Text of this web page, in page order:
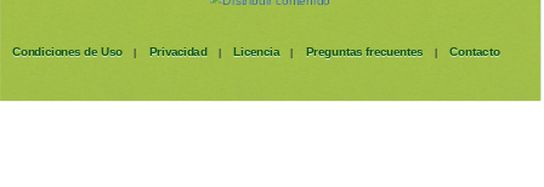
Condiciones de Uso | Privacidad | Licencia | Preguntas frecuentes | Contacto